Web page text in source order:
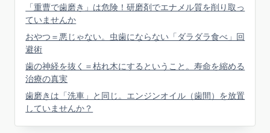
「重曹で歯磨き」は危険！研磨剤でエナメル質を削り取っ
ていませんか
おやつ＝悪じゃない。虫歯にならない「ダラダラ食べ」回
避術
歯の神経を抜く＝枯れ木にするということ。寿命を縮める
治療の真実
歯磨きは「洗車」と同じ。エンジンオイル（歯間）を放置
していませんか？